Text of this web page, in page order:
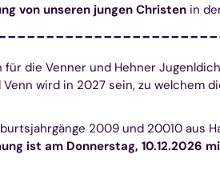
von unseren jungen Christenin
für die Venner und Hehner
wird in 2027 sein, zu welchem
2009 und 20010 aus
ist am Donnerstag, 10.12.2026